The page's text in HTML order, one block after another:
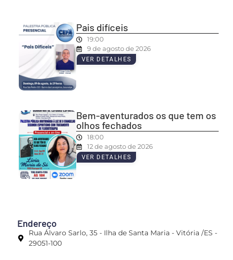
Pais difíceis
19:00
9 de agosto de 2026
VER DETALHES
Bem-aventurados os que tem os
olhos fechados
18:00
12 de agosto de 2026
VER DETALHES
Endereço
Rua Álvaro Sarlo, 35 - Ilha de Santa Maria - Vitória /ES -
29051-100